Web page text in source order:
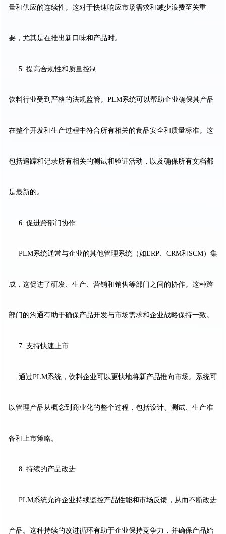
量和供应的连续性。这对于快速响应市场需求和减少浪费至关重
要，尤其是在推出新口味和产品时。
5. 提高合规性和质量控制
饮料行业受到严格的法规监管。PLM系统可以帮助企业确保其产品
在整个开发和生产过程中符合所有相关的食品安全和质量标准。这
包括追踪和记录所有相关的测试和验证活动，以及确保所有文档都
是最新的。
6. 促进跨部门协作
PLM系统通常与企业的其他管理系统（如ERP、CRM和SCM）集
成，这促进了研发、生产、营销和销售等部门之间的协作。这种跨
部门的沟通有助于确保产品开发与市场需求和企业战略保持一致。
7. 支持快速上市
通过PLM系统，饮料企业可以更快地将新产品推向市场。系统可
以管理产品从概念到商业化的整个过程，包括设计、测试、生产准
备和上市策略。
8. 持续的产品改进
PLM系统允许企业持续监控产品性能和市场反馈，从而不断改进
产品。这种持续的改进循环有助于企业保持竞争力，并确保产品始